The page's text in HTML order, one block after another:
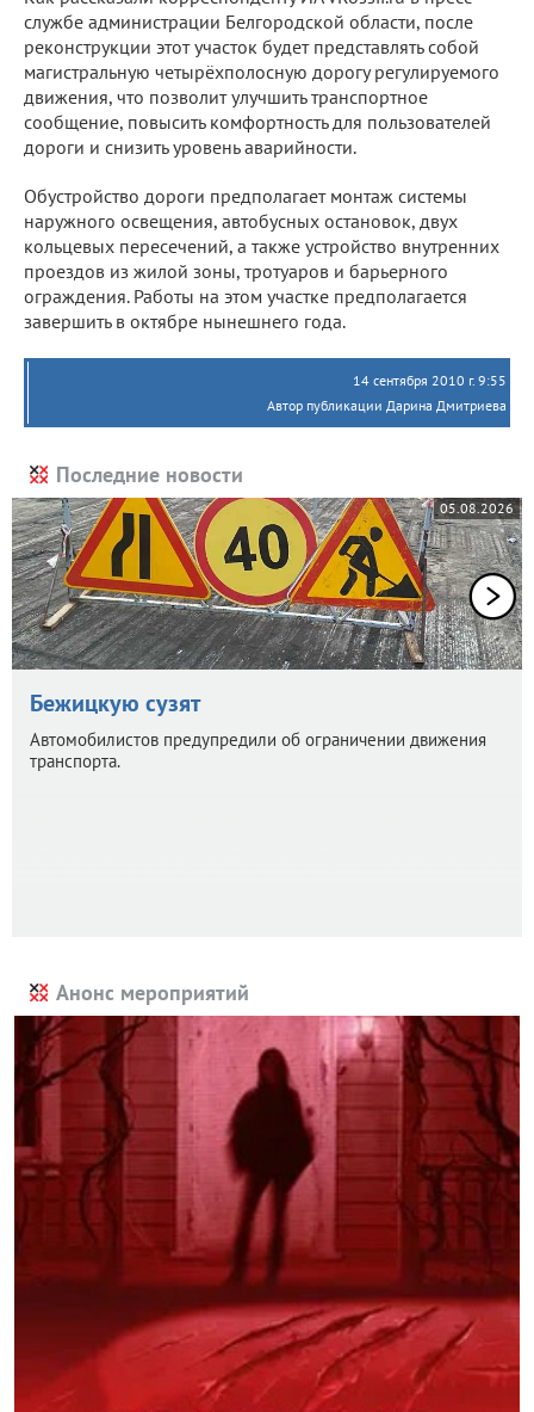
службе администрации Белгородской области, после
реконструкции этот участок будет представлять собой
магистральную четырёхполосную дорогу регулируемого
движения, что позволит улучшить транспортное
сообщение, повысить комфортность для пользователей
дороги и снизить уровень аварийности.
Обустройство дороги предполагает монтаж системы
наружного освещения, автобусных остановок, двух
кольцевых пересечений, а также устройство внутренних
проездов из жилой зоны, тротуаров и барьерного
ограждения. Работы на этом участке предполагается
завершить в октябре нынешнего года.
14 сентября 2010 г. 9:55
Автор публикации Дарина Дмитриева
Последние новости
05.08.2026
Бежицкую сузят
Автомобилистов предупредили об ограничении движения
транспорта.
Анонс мероприятий